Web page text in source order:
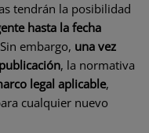
tendrán la posibilidad
hasta la fecha
embargo, una vez
, la normativa
legal aplicable,
cualquier nuevo